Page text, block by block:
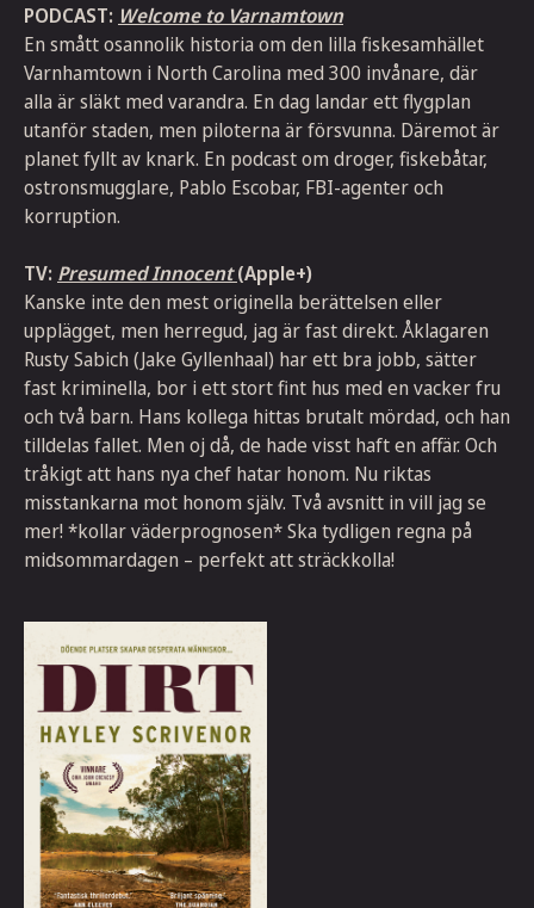
PODCAST: Welcome to Varnamtown
En smått osannolik historia om den lilla fiskesamhället
Varnhamtown i North Carolina med 300 invånare, där
alla är släkt med varandra. En dag landar ett flygplan
utanför staden, men piloterna är försvunna. Däremot är
planet fyllt av knark. En podcast om droger, fiskebåtar,
ostronsmugglare, Pablo Escobar, FBI-agenter och
korruption.
TV: Presumed Innocent(Apple+)
Kanske inte den mest originella berättelsen eller
upplägget, men herregud, jag är fast direkt. Åklagaren
Rusty Sabich (Jake Gyllenhaal) har ett bra jobb, sätter
fast kriminella, bor i ett stort fint hus med en vacker fru
och två barn. Hans kollega hittas brutalt mördad, och han
tilldelas fallet. Men oj då, de hade visst haft en affär. Och
tråkigt att hans nya chef hatar honom. Nu riktas
misstankarna mot honom själv. Två avsnitt in vill jag se
mer! *kollar väderprognosen* Ska tydligen regna på
midsommardagen – perfekt att sträckkolla!